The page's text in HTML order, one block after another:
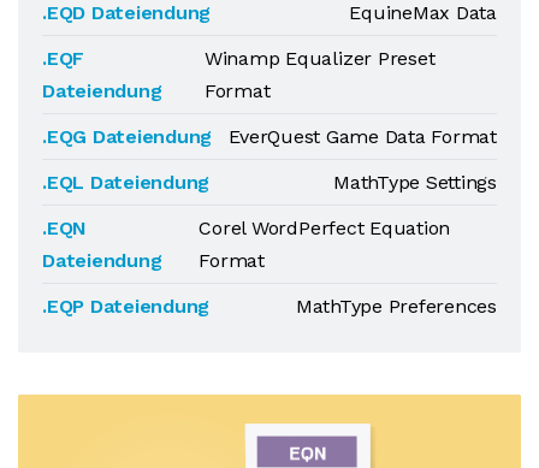
.EQD Dateiendung
EquineMax Data
.EQF
Dateiendung
Winamp Equalizer Preset
Format
.EQG Dateiendung
EverQuest Game Data Format
.EQL Dateiendung
MathType Settings
.EQN
Dateiendung
Corel WordPerfect Equation
Format
.EQP Dateiendung
MathType Preferences